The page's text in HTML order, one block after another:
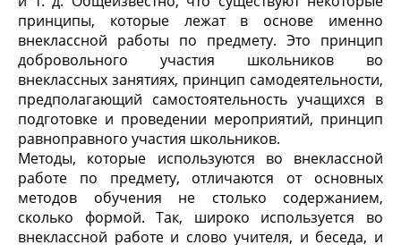
принципы, которые лежат в основе именно
внеклассной работы по предмету. Это принцип
добровольного участия школьников во
внеклассных заняти­ях, принцип самодеятельности,
предполагающий самостоя­тельность учащихся в
подготовке и проведении мероприятий, принцип
равноправного участия школьников.
Методы, которые используются во внеклассной
работе по предмету, отличаются от основных
методов обучения не столько содержанием,
сколько формой. Так, широко используется во
внеклассной работе и слово учителя, и беседа, и